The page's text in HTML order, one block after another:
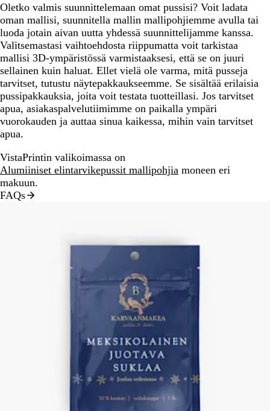
Oletko valmis suunnittelemaan omat pussisi? Voit ladata
oman mallisi, suunnitella mallin mallipohjiemme avulla tai
luoda jotain aivan uutta yhdessä suunnittelijamme kanssa.
Valitsemastasi vaihtoehdosta riippumatta voit tarkistaa
mallisi 3D-ympäristössä varmistaaksesi, että se on juuri
sellainen kuin haluat. Ellet vielä ole varma, mitä pusseja
tarvitset, tutustu näytepakkaukseemme. Se sisältää erilaisia
pussipakkauksia, joita voit testata tuotteillasi. Jos tarvitset
apua, asiakaspalvelutiimimme on paikalla ympäri
vuorokauden ja auttaa sinua kaikessa, mihin vain tarvitset
apua.
VistaPrintin valikoimassa on
Alumiiniset elintarvikepussit mallipohjia moneen eri
makuun.
FAQs